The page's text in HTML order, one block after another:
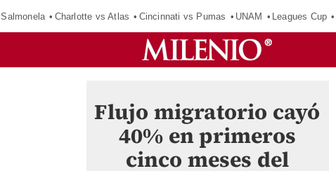
Salmonela Charlotte vs Atlas Cincinnati vs Pumas UNAM Leagues Cup
Flujo migratorio cayó
40% en primeros
cinco meses del